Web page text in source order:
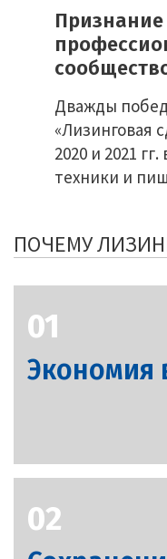
Признание
Дважды
«Лизинговая
2020 и 2021
техники и
ПОЧЕМУ
01
Экономия
02